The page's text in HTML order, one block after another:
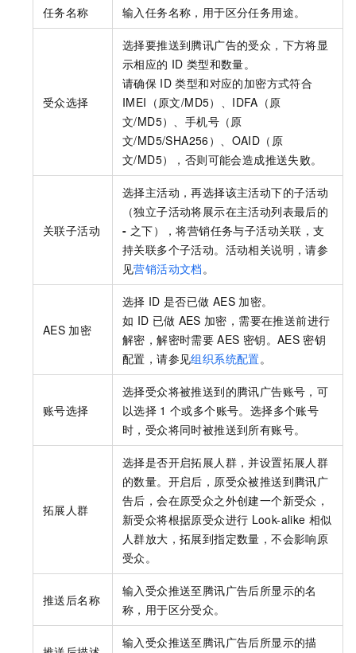
任务名称 输入任务名称，用于区分任务用途。
受众选择
选择要推送到腾讯广告的受众，下方将显
示相应的 ID 类型和数量。
请确保 ID 类型和对应的加密方式符合
IMEI（原文/MD5）、IDFA（原
文/MD5）、手机号（原
文/MD5/SHA256）、OAID（原
文/MD5），否则可能会造成推送失败。
关联子活动
选择主活动，再选择该主活动下的子活动
（独立子活动将展示在主活动列表最后的
- 之下），将营销任务与子活动关联，支
持关联多个子活动。活动相关说明，请参
见营销活动文档 。
AES 加密
选择 ID 是否已做 AES 加密。
如 ID 已做 AES 加密，需要在推送前进行
解密，解密时需要 AES 密钥。AES 密钥
配置，请参见组织系统配置。
账号选择
选择受众将被推送到的腾讯广告账号，可
以选择 1 个或多个账号。选择多个账号
时，受众将同时被推送到所有账号。
拓展人群
选择是否开启拓展人群，并设置拓展人群
的数量。开启后，原受众被推送到腾讯广
告后，会在原受众之外创建一个新受众，
新受众将根据原受众进行 Look-alike 相似
人群放大，拓展到指定数量，不会影响原
受众。
推送后名称
输入受众推送至腾讯广告后所显示的名
称，用于区分受众。
输入受众推送至腾讯广告后所显示的描